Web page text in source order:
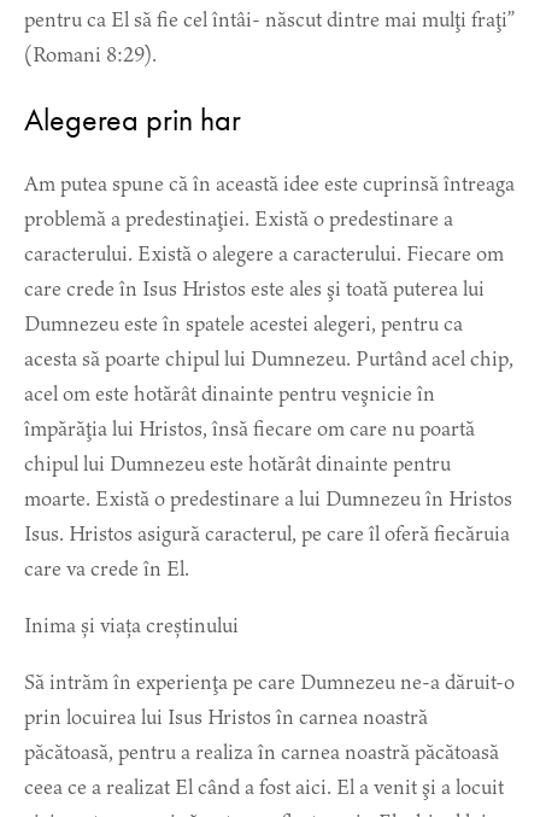
pentru ca El să fie cel întâi- născut dintre mai mulţi fraţi”
(Romani 8:29).
Alegerea prin har
Am putea spune că în această idee este cuprinsă întreaga
problemă a predestinaţiei. Există o predestinare a
caracterului. Există o alegere a caracterului. Fiecare om
care crede în Isus Hristos este ales şi toată puterea lui
Dumnezeu este în spatele acestei alegeri, pentru ca
acesta să poarte chipul lui Dumnezeu. Purtând acel chip,
acel om este hotărât dinainte pentru veşnicie în
împărăţia lui Hristos, însă fiecare om care nu poartă
chipul lui Dumnezeu este hotărât dinainte pentru
moarte. Există o predestinare a lui Dumnezeu în Hristos
Isus. Hristos asigură caracterul, pe care îl oferă fiecăruia
care va crede în El.
Inima și viața creștinului
Să intrăm în experienţa pe care Dumnezeu ne-a dăruit-o
prin locuirea lui Isus Hristos în carnea noastră
păcătoasă, pentru a realiza în carnea noastră păcătoasă
ceea ce a realizat El când a fost aici. El a venit şi a locuit